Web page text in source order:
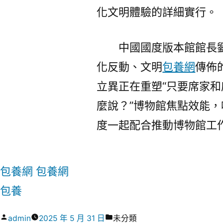
化文明體驗的詳細實行。
中國國度版本館館長
化反動、文明包養網傳佈
立異正在重塑“只要席家
麼說？”博物館焦點效能
度一起配合推動博物館工
包養網 包養網
包養
作
admin 2025 年 5 月 31 日 分
未分類